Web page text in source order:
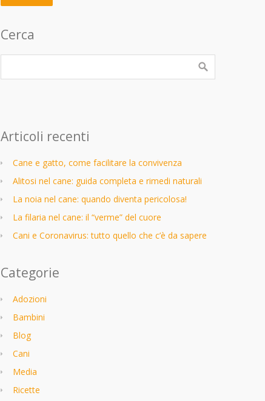
Cerca
Articoli recenti
Cane e gatto, come facilitare la convivenza
Alitosi nel cane: guida completa e rimedi naturali
La noia nel cane: quando diventa pericolosa!
La filaria nel cane: il “verme” del cuore
Cani e Coronavirus: tutto quello che c’è da sapere
Categorie
Adozioni
Bambini
Blog
Cani
Media
Ricette